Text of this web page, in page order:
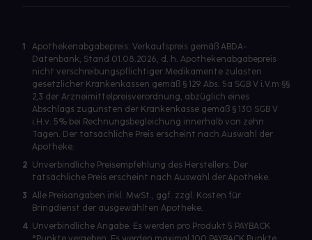
1
Apothekenabgabepreis: Verkaufspreis gemäß ABDA-
Datenbank, Stand 01.08.2026, d. h. Apothekenabgabepreis
nicht verschreibungspflichtiger Medikamente zulasten
gesetzlicher Krankenkassen gemäß § 129 Abs. 5a SGB V i.V.m §§
2,3 der Arzneimittelpreisverordnung, abzüglich eines
Abschlags zugunsten der Krankenkasse gemäß § 130 SGB V
i.H.v. 5% bei Rechnungsbegleichung innerhalb von zehn
Tagen. Der tatsächliche Preis erscheint nach Auswahl der
Apotheke.
2 Unverbindliche Preisempfehlung des Herstellers. Der
tatsächliche Preis erscheint nach Auswahl der Apotheke.
3 Alle Preisangaben inkl. MwSt., ggf. zzgl. Kosten für
Bringdienst der ausgewählten Apotheke.
4 Unverbindliche Angabe. Es werden pro Produkt 5 PAYBACK